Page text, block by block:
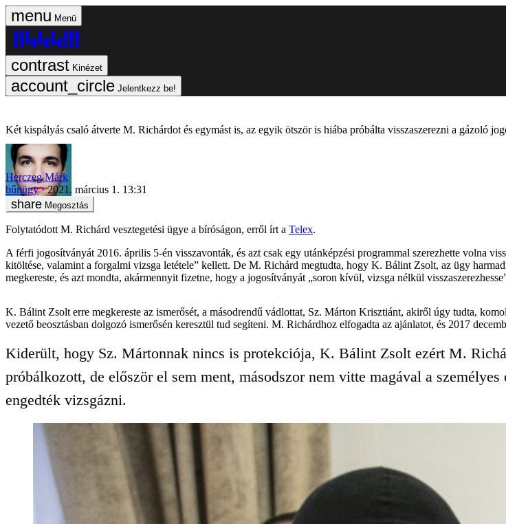
Menü
Kinézet
Jelentkezz be!
Két kispályás csaló átverte M. Richárdot és egymást is, az egyik ötször is hiába próbálta visszaszerezni a gázoló
Herczeg Márk
bűnügy
2021. március 1. 13:31
Megosztás
Folytatódott M. Richárd vesztegetési ügye a bíróságon, erről írt a Telex.
A férfi jogosítványát 2016. április 5-én visszavonták, és azt csak egy utánképzési programmal szerezhette volna
kitöltése, valamint a forgalmi vizsga letétele” kellett. De M. Richárd megtudta, hogy K. Bálint Zsolt, az ügy
megkereste, és azt mondta, akármennyit fizetne, hogy a jogosítványát „soron kívül, vizsga nélkül
K. Bálint Zsolt erre megkereste az ismerősét, a másodrendű vádlottat, Sz. Márton Krisztiánt, akiről úgy tudta,
vezető beosztásban dolgozó ismerősén keresztül tud segíteni. M. Richárdhoz elfogadta az ajánlatot, és 2017
Kiderült, hogy Sz. Mártonnak nincs is protekciója, K. Bálint Zsolt ezért M.
próbálkozott, de először el sem ment, másodszor nem vitte magával a
engedték vizsgázni.